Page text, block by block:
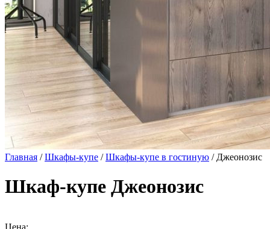
Главная /Шкафы-купе /Шкафы-купе в гостиную / Джеонозис
Шкаф-купе Джеонозис
Цена: